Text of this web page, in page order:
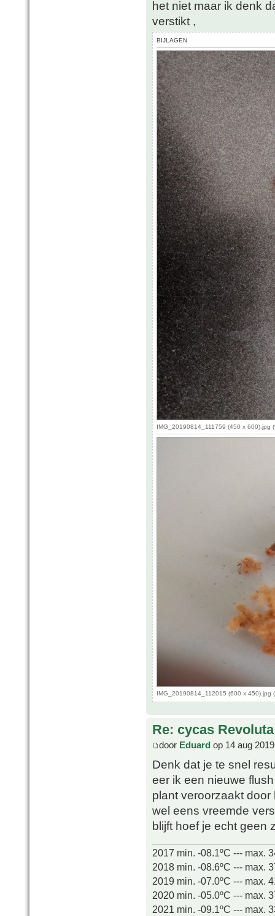
het niet maar ik denk
verstikt ,
BIJLAGEN
IMG_20190814_111759 (450 x 600).jpg
IMG_20190814_112015 (600 x 450).jpg
Re: cycas Revoluta
door Eduard op 14 aug
Denk dat je te snel
eer ik een nieuwe
plant veroorzaakt
wel eens vreemde
blijft hoef je echt geen
2017 min. -08.1ºC --- max.
2018 min. -08.6ºC --- max.
2019 min. -07.0ºC --- max.
2020 min. -05.0ºC --- max.
2021 min. -09.1ºC --- max.